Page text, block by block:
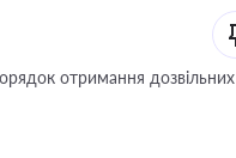
отримання дозвільних